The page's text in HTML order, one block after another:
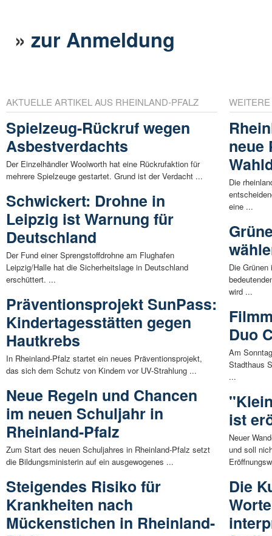
»zur Anmeldung
AKTUELLE ARTIKEL AUS RHEINLAND-PFALZ
Spielzeug-Rückruf wegen
Asbestverdachts
Der Einzelhändler Woolworth hat eine Rückrufaktion für
mehrere Spielzeuge gestartet. Grund ist der Verdacht ...
Schwickert: Drohne in
Leipzig ist Warnung für
Deutschland
Der Fund einer Sprengstoffdrohne am Flughafen
Leipzig/Halle hat die Sicherheitslage in Deutschland
erschüttert. ...
Präventionsprojekt SunPass:
Kindertagesstätten gegen
Hautkrebs
In Rheinland-Pfalz startet ein neues Präventionsprojekt,
das sich dem Schutz von Kindern vor UV-Strahlung ...
Neue Regeln und Chancen
im neuen Schuljahr in
Rheinland-Pfalz
Zum Start des neuen Schuljahres in Rheinland-Pfalz setzt
die Bildungsministerin auf ein ausgewogenes ...
Steigendes Risiko für
Krankheiten nach
Mückenstichen in Rheinland-
neue
Die
eine ...
Die
wird ...
Duo
Am
Stadthaus
...
ist
Neuer
und soll
Die